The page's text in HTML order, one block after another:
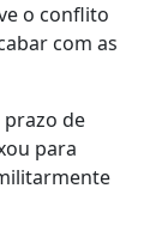
o conflito
com as
de
para